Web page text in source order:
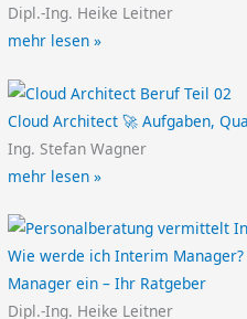
Dipl.-Ing. Heike Leitner
mehr lesen »
Cloud Architect 🚀 Aufgaben,
Ing. Stefan Wagner
mehr lesen »
Wie werde ich Interim
Manager ein – Ihr Ratgeber
Dipl.-Ing. Heike Leitner